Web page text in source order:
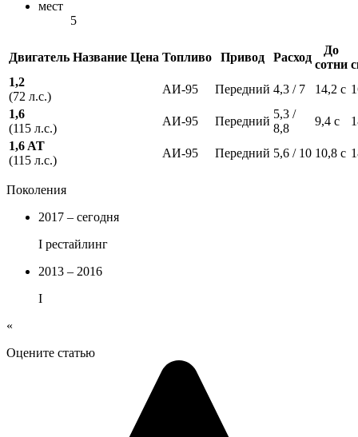
мест
5
Двигатель Название Цена Топливо Привод Расход
До
сотни
1,2
(72 л.с.)
АИ-95 Передний 4,3 / 7 14,2 с
1,6
(115 л.с.)
АИ-95 Передний
5,3 /
8,8
9,4 с
1,6 AT
(115 л.с.)
АИ-95 Передний 5,6 / 10 10,8 с
Поколения
2017 – сегодня
I рестайлинг
2013 – 2016
I
«
Оцените статью